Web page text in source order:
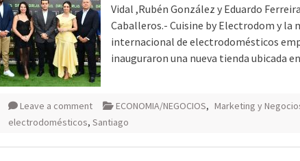
Vidal ,Rubén González y Eduardo
Caballeros.- Cuisine by Electrodom y la
internacional de electrodomésticos
inauguraron una nueva tienda ubicada
Leave a comment ECONOMIA/NEGOCIOS, Marketing y
electrodomésticos, Santiago